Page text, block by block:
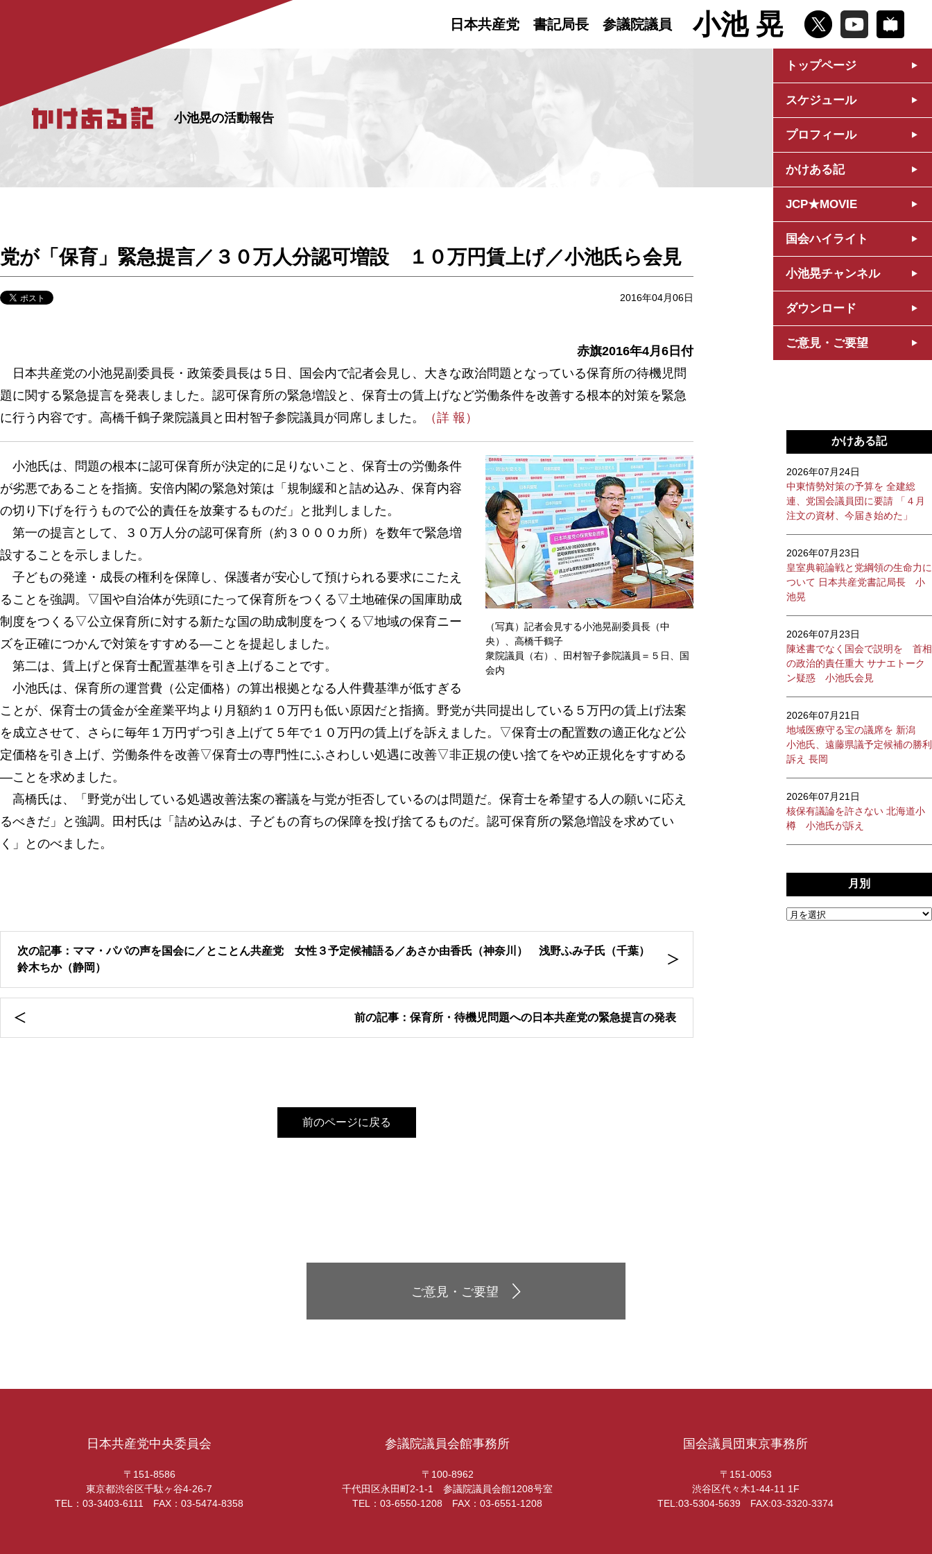
日本共産党 書記局長 参議院議員 小池 晃
トップページ
スケジュール
プロフィール
かけある記
JCP★MOVIE
国会ハイライト
小池晃チャンネル
ダウンロード
ご意見・ご要望
小池晃の活動報告
党が「保育」緊急提言／３０万人分認可増設 １０万円賃上げ／小池氏ら会見
2016年04月06日
赤旗2016年4月6日付
日本共産党の小池晃副委員長・政策委員長は５日、国会内で記者会見し、大きな政治問題となっている保育所の待機児問
題に関する緊急提言を発表しました。認可保育所の緊急増設と、保育士の賃上げなど労働条件を改善する根本的対策を緊急
に行う内容です。高橋千鶴子衆院議員と田村智子参院議員が同席しました。
（詳 報）
（写真）記者会見する小池晃副委員長（中
央）、高橋千鶴子
衆院議員（右）、田村智子参院議員＝５日、国
会内
小池氏は、問題の根本に認可保育所が決定的に足りないこと、保育士の労働条件
が劣悪であることを指摘。安倍内閣の緊急対策は「規制緩和と詰め込み、保育内容
の切り下げを行うもので公的責任を放棄するものだ」と批判しました。
第一の提言として、３０万人分の認可保育所（約３０００カ所）を数年で緊急増
設することを示しました。
子どもの発達・成長の権利を保障し、保護者が安心して預けられる要求にこたえ
ることを強調。▽国や自治体が先頭にたって保育所をつくる▽土地確保の国庫助成
制度をつくる▽公立保育所に対する新たな国の助成制度をつくる▽地域の保育ニー
ズを正確につかんで対策をすすめる―ことを提起しました。
第二は、賃上げと保育士配置基準を引き上げることです。
小池氏は、保育所の運営費（公定価格）の算出根拠となる人件費基準が低すぎる
ことが、保育士の賃金が全産業平均より月額約１０万円も低い原因だと指摘。野党が共同提出している５万円の賃上げ法案
を成立させて、さらに毎年１万円ずつ引き上げて５年で１０万円の賃上げを訴えました。▽保育士の配置数の適正化など公
定価格を引き上げ、労働条件を改善▽保育士の専門性にふさわしい処遇に改善▽非正規の使い捨てをやめ正規化をすすめる
―ことを求めました。
高橋氏は、「野党が出している処遇改善法案の審議を与党が拒否しているのは問題だ。保育士を希望する人の願いに応え
るべきだ」と強調。田村氏は「詰め込みは、子どもの育ちの保障を投げ捨てるものだ。認可保育所の緊急増設を求めてい
く」とのべました。
次の記事：ママ・パパの声を国会に／とことん共産党 女性３予定候補語る／あさか由香氏（神奈川） 浅野ふみ子氏（千葉）
鈴木ちか（静岡）
前の記事：保育所・待機児問題への日本共産党の緊急提言の発表
前のページに戻る
かけある記
2026年07月24日
中東情勢対策の予算を 全建総
連、党国会議員団に要請 「４月
注文の資材、今届き始めた」
2026年07月23日
皇室典範論戦と党綱領の生命力に
ついて 日本共産党書記局長 小
池晃
2026年07月23日
陳述書でなく国会で説明を 首相
の政治的責任重大 サナエトーク
ン疑惑 小池氏会見
2026年07月21日
地域医療守る宝の議席を 新潟
小池氏、遠藤県議予定候補の勝利
訴え 長岡
2026年07月21日
核保有議論を許さない 北海道小
樽 小池氏が訴え
月別
ご意見・ご要望
日本共産党中央委員会
〒151-8586
東京都渋谷区千駄ヶ谷4-26-7
TEL：03-3403-6111 FAX：03-5474-8358
参議院議員会館事務所
〒100-8962
千代田区永田町2-1-1 参議院議員会館1208号室
TEL：03-6550-1208 FAX：03-6551-1208
国会議員団東京事務所
〒151-0053
渋谷区代々木1-44-11 1F
TEL:03-5304-5639 FAX:03-3320-3374